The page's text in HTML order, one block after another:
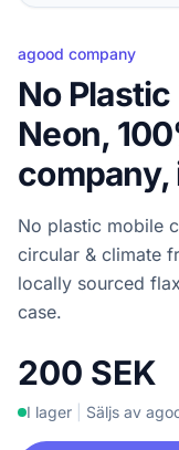
agood company
No
Neon,
company,
No plastic mobile
circular & climate
locally sourced
case.
200 SEK
I lager Säljs av